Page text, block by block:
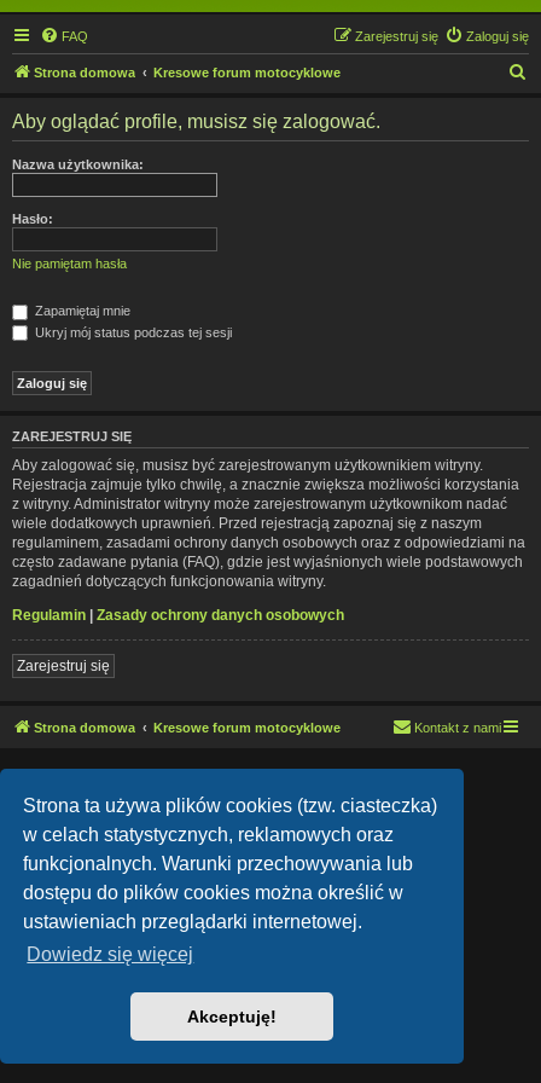
Strona ta używa plików cookies (tzw. ciasteczka)
w celach statystycznych, reklamowych oraz
funkcjonalnych. Warunki przechowywania lub
dostępu do plików cookies można określić w
ustawieniach przeglądarki internetowej.
Dowiedz się więcej
Akceptuję!
FAQ Zaloguj się
Zarejestruj się
Strona domowa Kresowe forum motocyklowe
Aby oglądać profile, musisz się zalogować.
Nazwa użytkownika:
Hasło:
Nie pamiętam hasła
Zapamiętaj mnie
Ukryj mój status podczas tej sesji
ZAREJESTRUJ SIĘ
Aby zalogować się, musisz być zarejestrowanym użytkownikiem witryny.
Rejestracja zajmuje tylko chwilę, a znacznie zwiększa możliwości korzystania
z witryny. Administrator witryny może zarejestrowanym użytkownikom nadać
wiele dodatkowych uprawnień. Przed rejestracją zapoznaj się z naszym
regulaminem, zasadami ochrony danych osobowych oraz z odpowiedziami na
często zadawane pytania (FAQ), gdzie jest wyjaśnionych wiele podstawowych
zagadnień dotyczących funkcjonowania witryny.
Regulamin | Zasady ochrony danych osobowych
Zarejestruj się
Strona domowa Kresowe forum motocyklowe Kontakt z nami
Style Version: 1.1.9
Polski pakiet językowy dostarczaphpBB.pl
Zasady ochrony danych osobowych|Regulamin